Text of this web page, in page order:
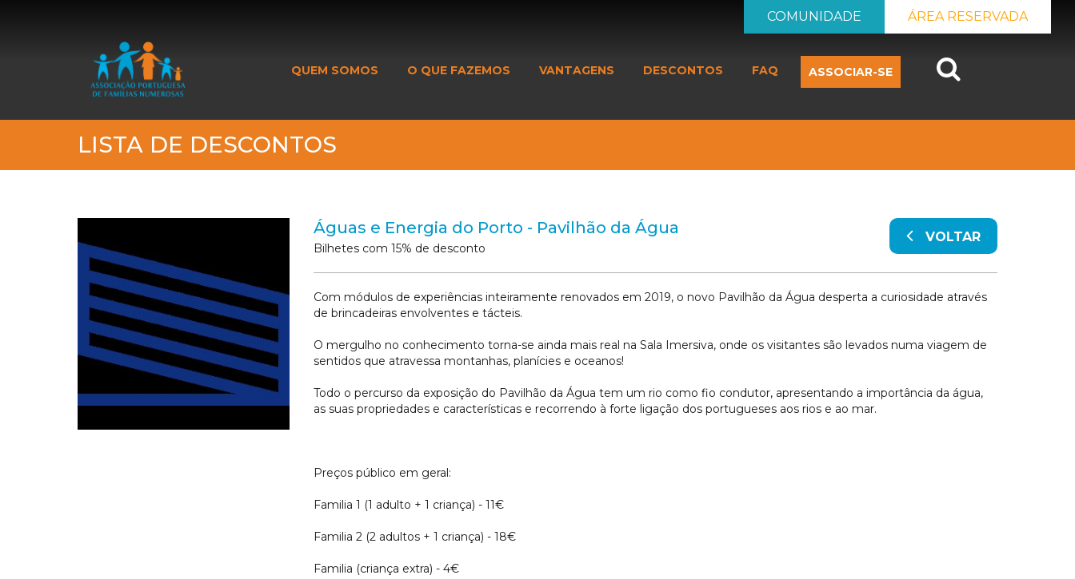
ÁREA RESERVADA
COMUNIDADE
QUEM SOMOS O QUE FAZEMOS VANTAGENS DESCONTOS FAQ ASSOCIAR-SE
LISTA DE DESCONTOS
Águas e Energia do Porto - Pavilhão da Água VOLTAR
Bilhetes com 15% de desconto
Com módulos de experiências inteiramente renovados em 2019, o novo Pavilhão da Água desperta a curiosidade através
de brincadeiras envolventes e tácteis.
O mergulho no conhecimento torna-se ainda mais real na Sala Imersiva, onde os visitantes são levados numa viagem de
sentidos que atravessa montanhas, planícies e oceanos!
Todo o percurso da exposição do Pavilhão da Água tem um rio como fio condutor, apresentando a importância da água,
as suas propriedades e características e recorrendo à forte ligação dos portugueses aos rios e ao mar.
Preços público em geral:
Familia 1 (1 adulto + 1 criança) - 11€
Familia 2 (2 adultos + 1 criança) - 18€
Familia (criança extra) - 4€